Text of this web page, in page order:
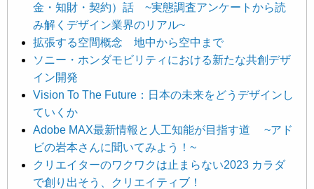
金・知財・契約）話 ~実態調査アンケートから読
み解くデザイン業界のリアル~
拡張する空間概念 地中から空中まで
ソニー・ホンダモビリティにおける新たな共創デザ
イン開発
Vision To The Future：日本の未来をどうデザインし
ていくか
Adobe MAX最新情報と人工知能が目指す道 ~アド
ビの岩本さんに聞いてみよう！~
クリエイターのワクワクは止まらない2023 カラダ
で創り出そう、クリエイティブ！